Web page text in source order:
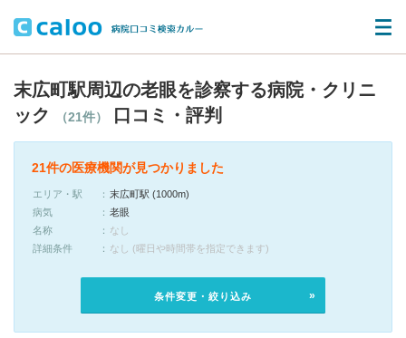
末広町駅周辺の老眼を診察する病院・クリニ
ック
（21件） 口コミ・評判
21件の医療機関が見つかりました
エリア・駅
末広町駅 (1000m)
病気
老眼
名称
なし
詳細条件
なし (曜日や時間帯を指定できます)
条件変更・絞り込み